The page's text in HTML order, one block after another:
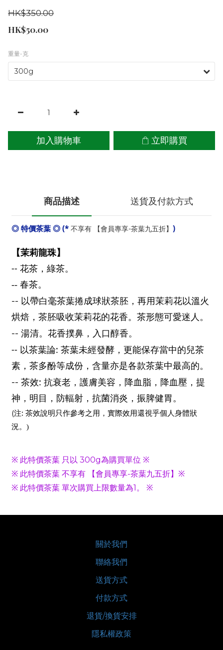
HK$350.00
HK$50.00
重量-克
加入購物車 立即購買
商品描述 送貨及付款方式
◎ 特價茶葉 ◎ (* 不享有 【會員專享-茶葉九五折】 )
【茉莉龍珠】
-- 花茶，綠茶。
-- 春茶。
-- 以帶白毫茶葉捲成球狀茶胚，再用茉莉花以溫火
烘焙，茶胚吸收茉莉花的花香。茶形態可愛迷人。
-- 湯清。花香撲鼻，入口醇香。
-- 以茶葉論: 茶葉未經發酵，更能保存當中的兒茶
素，茶多酚等成份，含量亦是各款茶葉中最高的。
-- 茶效: 抗衰老，護膚美容，降血脂，降血壓，提
神，明目，防輻射，抗菌消炎，振脾健胃。
(注: 茶效說明只作參考之用，實際效用還視乎個人身體狀
況。)
※ 此特價茶葉 只以 300g為購買單位 ※
※ 此特價茶葉 不享有 【會員專享-茶葉九五折】※
※ 此特價茶葉 單次購買上限數量為1。 ※
關於我們
聯絡我們
送貨方式
付款方式
退貨/換貨安排
隱私權政策